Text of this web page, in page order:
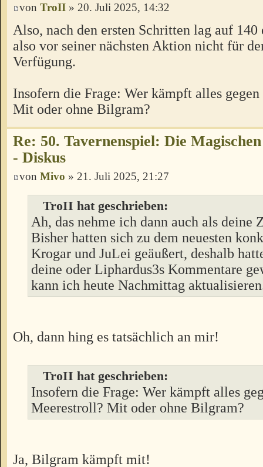
von TroII » 20. Juli 2025, 14:32
Also, nach den ersten Schritten lag auf
also vor seiner nächsten Aktion nicht für
Verfügung.
Insofern die Frage: Wer kämpft alles
Mit oder ohne Bilgram?
Re: 50. Tavernenspiel: Die
- Diskus
von Mivo » 21. Juli 2025, 21:27
TroII hat geschrieben:
Ah, das nehme ich dann auch als deine
Bisher hatten sich zu dem neuesten
Krogar und JuLei geäußert, deshalb
deine oder Liphardus3s Kommentare
kann ich heute Nachmittag
Oh, dann hing es tatsächlich an mir!
TroII hat geschrieben:
Insofern die Frage: Wer kämpft alles
Meerestroll? Mit oder ohne Bilgram?
Ja, Bilgram kämpft mit!